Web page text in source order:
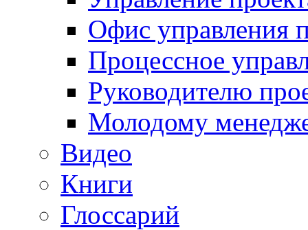
Офис управления
Процессное
Руководителю
Молодому
Видео
Книги
Глоссарий